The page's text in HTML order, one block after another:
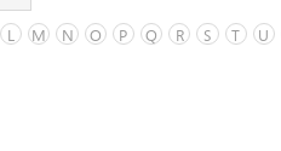
L M N O P Q R S T U